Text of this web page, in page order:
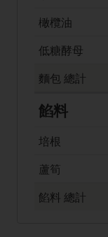
橄欖油
低糖酵母
麵包 總計
餡料
培根
蘆筍
餡料 總計